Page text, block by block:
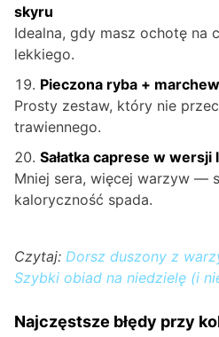
skyru
Idealna, gdy masz ochotę na
lekkiego.
Pieczona ryba +
Prosty zestaw, który nie
trawiennego.
Sałatka caprese w wersji
Mniej sera, więcej warzyw —
kaloryczność spada.
Czytaj: Dorsz duszony z
Szybki obiad na niedzielę (i
Najczęstsze błędy przy